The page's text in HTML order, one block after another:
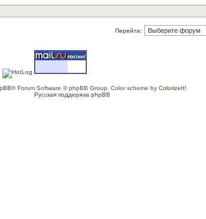
Перейти:
® Forum Software © phpBB Group. Color scheme by ColorizeIt!
Русская поддержка phpBB